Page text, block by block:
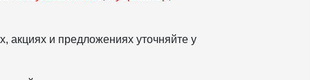
и предложениях уточняйте у